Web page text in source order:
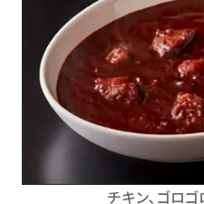
チキン､ゴロゴ